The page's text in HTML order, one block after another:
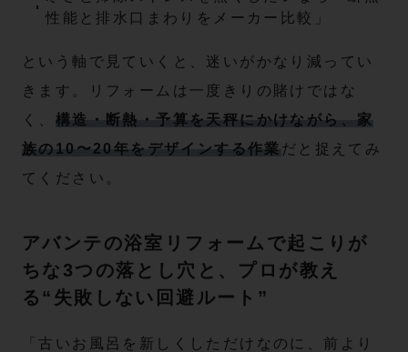
性能と排水口まわりをメーカー比較」
という軸で見ていくと、迷いがかなり減ってい
きます。リフォームは一度きりの賭けではな
く、 構造・断熱・予算を天秤にかけながら、家
族の10〜20年をデザインする作業 だと捉えてみ
てください。
アバンテの浴室リフォームで起こりが
ちな3つの落とし穴と、プロが教え
る“失敗しない回避ルート”
「古いお風呂を新しくしただけなのに、前より